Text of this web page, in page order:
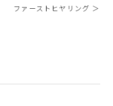
ファーストヒヤリング ＞